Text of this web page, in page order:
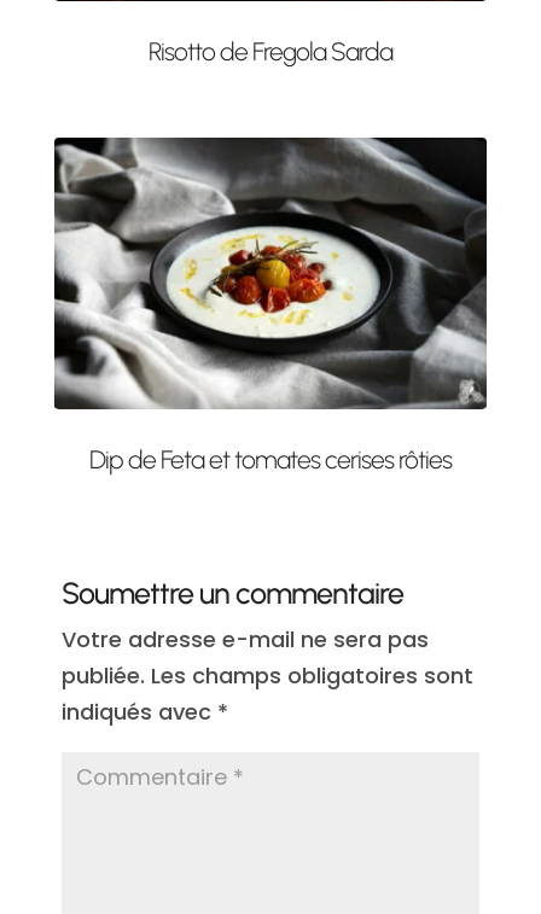
Risotto de Fregola Sarda
Dip de Feta et tomates cerises rôties
Soumettre un commentaire
Votre adresse e-mail ne sera pas
publiée. Les champs obligatoires sont
indiqués avec *